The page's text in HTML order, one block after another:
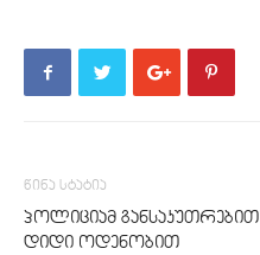
წინა სტატია
პოლიციამ განსაკუთრებით
დიდი ოდენობით